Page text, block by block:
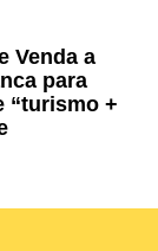
Venda a
para
“turismo +